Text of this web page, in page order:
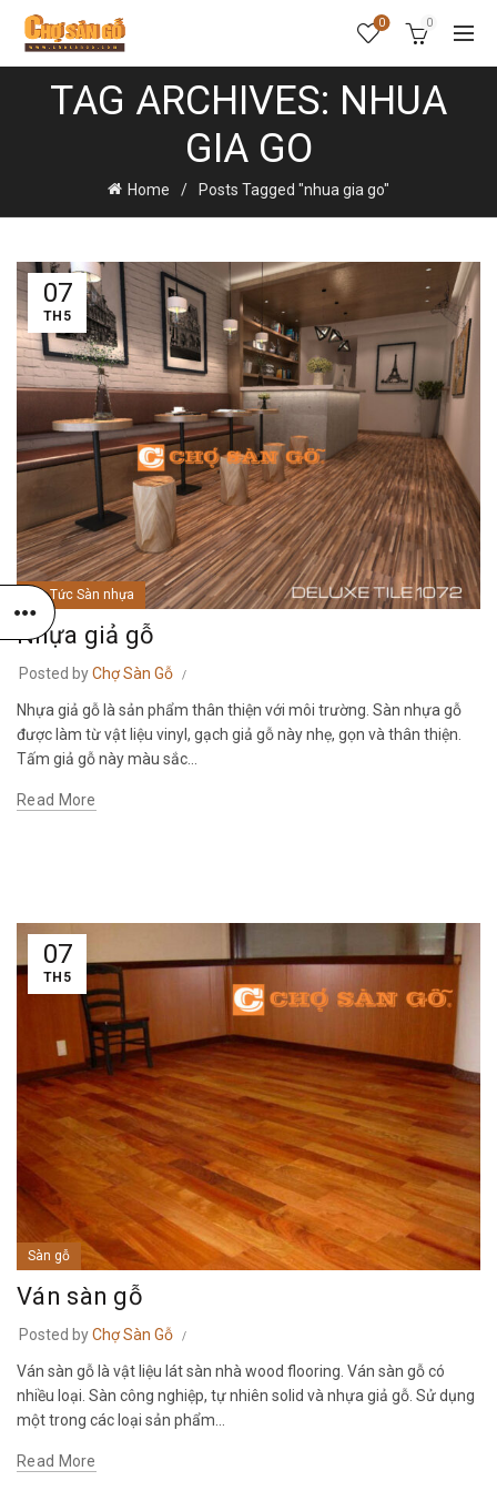
0 0
TAG ARCHIVES: NHUA
GIA GO
Home Posts Tagged "nhua gia go"
07
TH5
Tin Tức Sàn nhựa
Nhựa giả gỗ
Posted byChợ Sàn Gỗ
Nhựa giả gỗ là sản phẩm thân thiện với môi trường. Sàn nhựa gỗ
được làm từ vật liệu vinyl, gạch giả gỗ này nhẹ, gọn và thân thiện.
Tấm giả gỗ này màu sắc...
Read More
07
TH5
Sàn gỗ
Ván sàn gỗ
Posted byChợ Sàn Gỗ
Ván sàn gỗ là vật liệu lát sàn nhà wood flooring. Ván sàn gỗ có
nhiều loại. Sàn công nghiệp, tự nhiên solid và nhựa giả gỗ. Sử dụng
một trong các loại sản phẩm...
Read More